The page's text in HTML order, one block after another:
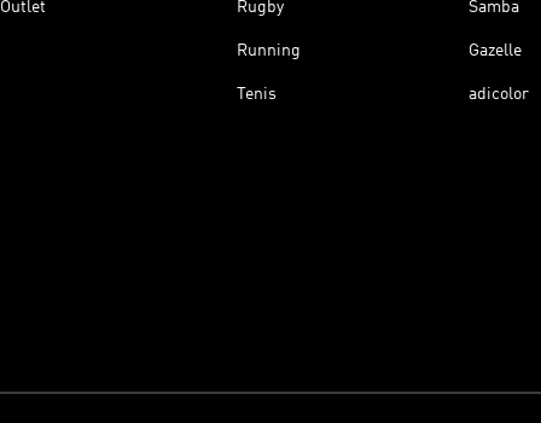
Outlet Rugby
Running
Tenis
Samba
Gazelle
adicolor